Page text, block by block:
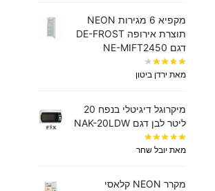
מקפיא 6 מגירות NEON
תוצרת אירופה DE-FROST
דגם NE-MIFT2450
מאת ירדן ביטון
מיקרוגל דיגיטלי בנפח 20
ליטר לבן דגם NAK-20LDW
מאת יובל שחר
מקרר NEON קלאסי